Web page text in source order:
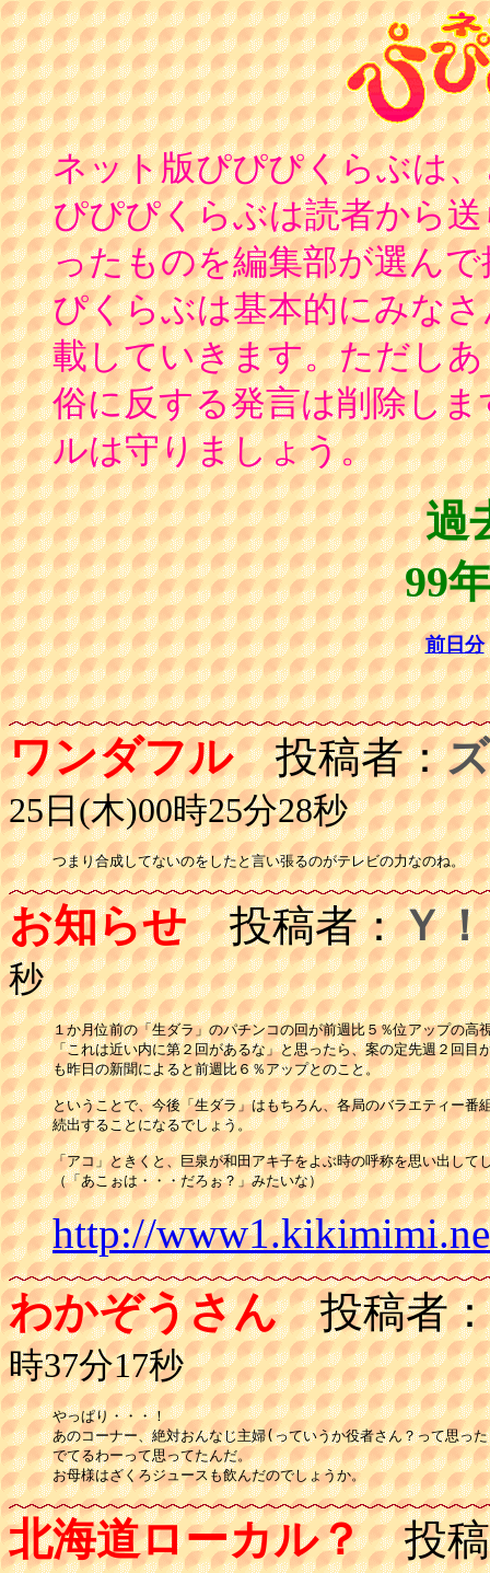
ネット版ぴぴぴくらぶは
ぴぴぴくらぶは読者から
ったものを編集部が選ん
ぴくらぶは基本的にみな
載していきます。ただし
俗に反する発言は削除し
ルは守りましょう。
過
99
前日分
ワンダフル投稿者：
25日(木)00時25分28秒
つまり合成してないのをしたと言い張るのがテレビの力なのね。
お知らせ投稿者：Ｙ！
秒
１か月位前の「生ダラ」のパチンコの回が前週比５％位アップの高
「これは近い内に第２回があるな」と思ったら、案の定先週２回目
も昨日の新聞によると前週比６％アップとのこと。
ということで、今後「生ダラ」はもちろん、各局のバラエティー番
続出することになるでしょう。
「アコ」ときくと、巨泉が和田アキ子をよぶ時の呼称を思い出して
（「あこぉは・・・だろぉ？」みたいな）
http://
わかぞうさん投稿者：
時37分17秒
やっぱり・・・！
あのコーナー、絶対おんなじ主婦(っていうか役者さん？って思っ
でてるわーって思ってたんだ。
お母様はざくろジュースも飲んだのでしょうか。
北海道ローカル？投稿